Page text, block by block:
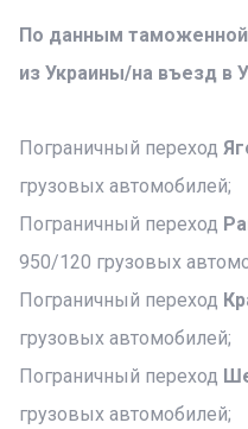
По данным
из Украины/на въезд в
Пограничный переход
грузовых автомобилей;
Пограничный переход
950/120 грузовых
Пограничный переход
грузовых автомобилей;
Пограничный переход
грузовых автомобилей;